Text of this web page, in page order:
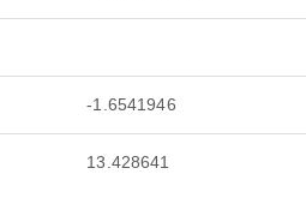
-1.6541946
13.428641